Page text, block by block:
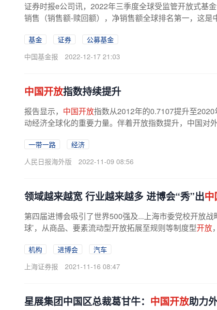
证券时报e公司讯，2022年三季度全球受监管开放式基
销售（销售额-赎回额），净销售额全球排名第一，这
基金 证券
公募基金
中国基金报
2022-12-17 21:03
中国开放指数持续提升
报告显示， 中国开放指数从2012年的0.7107提升至
动经济全球化的重要力量。伴着开放指数提升，中国对
一带一路
经济
人民日报海外版
2022-11-09 08:56
领域越来越宽 行业越来越多 进博会“秀”出
第四届进博会吸引了世界500强及...上海市委党校开放战
球’，从商品、要素流动型开放拓展至规则等制度型开放
机构 进博会
汽车
上海证券报
2021-11-16 08:47
星展集团中国区总裁葛甘牛： 中国开放助力